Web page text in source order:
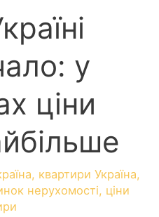
у
ціни
, квартири Україна,
нерухомості, ціни